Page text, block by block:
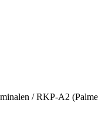
/ RKP-A2 (Palme